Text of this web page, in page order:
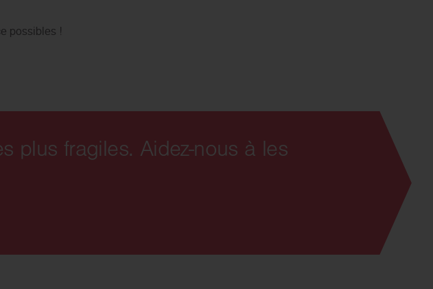
possibles !
plus fragiles. Aidez-nous à les